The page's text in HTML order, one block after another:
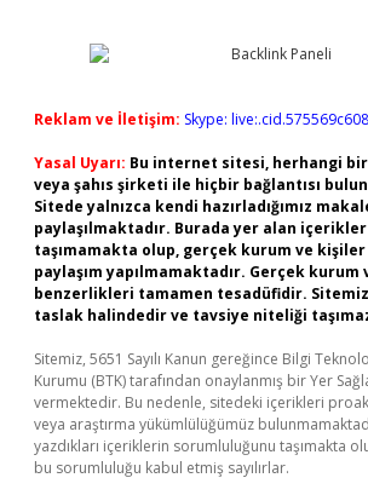
Reklam ve İletişim: Skype:
Yasal Uyarı: Bu internet sitesi, herhangi
veya şahıs şirketi ile hiçbir bağlantısı
Sitede yalnızca kendi hazırladığımız
paylaşılmaktadır. Burada yer alan
taşımamakta olup, gerçek kurum ve kişiler
paylaşım yapılmamaktadır. Gerçek
benzerlikleri tamamen tesadüfidir.
taslak halindedir ve tavsiye niteliği
Sitemiz, 5651 Sayılı Kanun gereğince Bilgi
Kurumu (BTK) tarafından onaylanmış bir Yer
vermektedir. Bu nedenle, sitedeki içerikleri
veya araştırma yükümlülüğümüz
yazdıkları içeriklerin sorumluluğunu taşımakta
bu sorumluluğu kabul etmiş sayılırlar.